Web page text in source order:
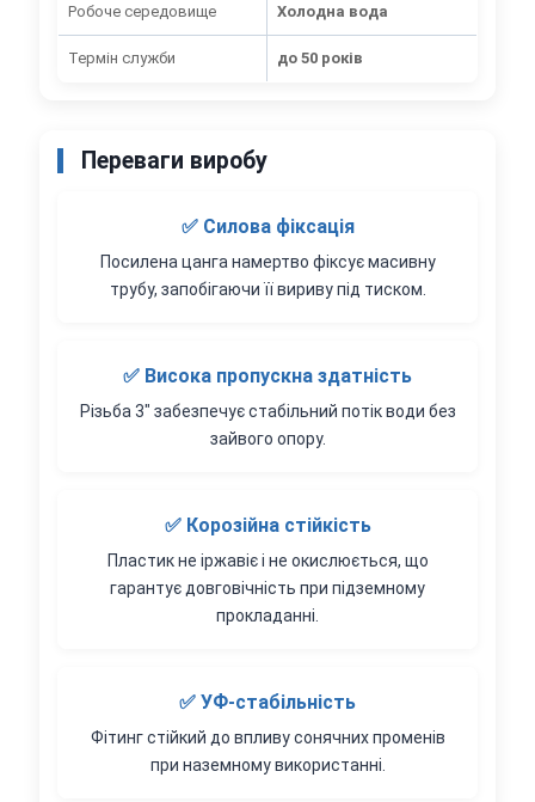
Робоче середовище Холодна вода
Термін служби до 50 років
Переваги виробу
✅ Силова фіксація
Посилена цанга намертво фіксує масивну
трубу, запобігаючи її вириву під тиском.
✅ Висока пропускна здатність
Різьба 3" забезпечує стабільний потік води без
зайвого опору.
✅ Корозійна стійкість
Пластик не іржавіє і не окислюється, що
гарантує довговічність при підземному
прокладанні.
✅ УФ-стабільність
Фітинг стійкий до впливу сонячних променів
при наземному використанні.